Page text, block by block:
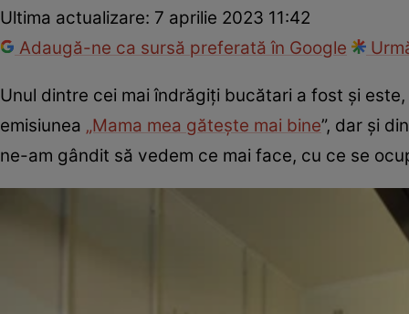
Ultima actualizare: 7 aprilie 2023 11:42
Adaugă-ne ca sursă preferată în Google
Unul dintre cei mai îndrăgiți bucătari a fost și
emisiunea „Mama mea gătește mai bine”, dar și
ne-am gândit să vedem ce mai face, cu ce se